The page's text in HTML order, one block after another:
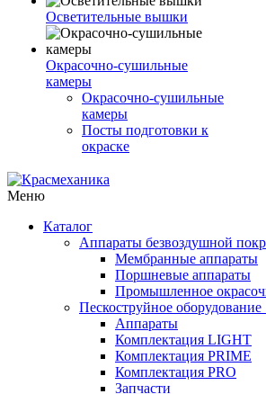
Осветительные вышки
Окрасочно-сушильные
камеры
Окрасочно-сушильные
камеры
Посты подготовки к
окраске
Меню
Каталог
Аппараты безвоздушной
Мембранные аппараты
Поршневые аппараты
Промышленное
Пескоструйное оборудование
Аппараты
Комплектация LIGHT
Комплектация PRIME
Комплектация PRO
Запчасти